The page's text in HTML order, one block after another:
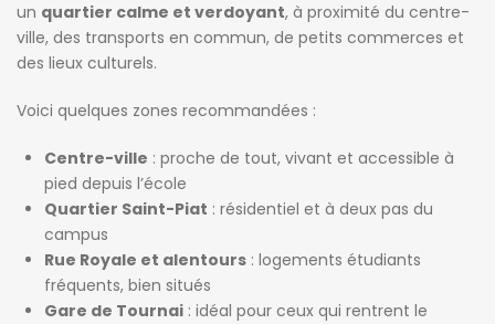
un quartier calme et verdoyant, à proximité du centre-
ville, des transports en commun, de petits commerces et
des lieux culturels.
Voici quelques zones recommandées :
Centre-ville : proche de tout, vivant et accessible à
pied depuis l’école
Quartier Saint-Piat : résidentiel et à deux pas du
campus
Rue Royale et alentours : logements étudiants
fréquents, bien situés
Gare de Tournai : idéal pour ceux qui rentrent le